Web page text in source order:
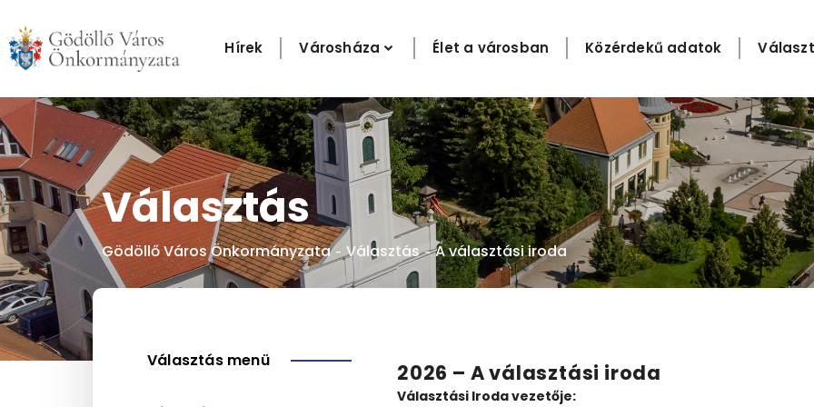
content
Hírek Városháza Élet a városban Közérdekű adatok
Választás
Gödöllő Város Önkormányzata - Választás - A választási iroda
Választás menü 2026 – A választási iroda
Választási Iroda vezetője: